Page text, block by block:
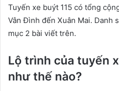
Tuyến xe buýt 115 có tổng
Vân Đình đến Xuân Mai. Danh
mục 2 bài viết trên.
Lộ trình của tuyến
như thế nào?